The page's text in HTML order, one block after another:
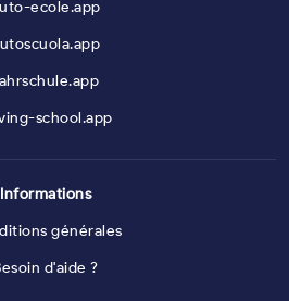
ecole.app
school.app
Informations
générales
d'aide ?